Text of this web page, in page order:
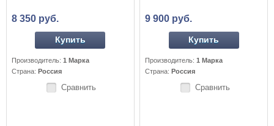
8 350 руб.
Купить
Производитель:1 Марка
Страна: Россия
Сравнить
9 900 руб.
Купить
Производитель:1 Марка
Страна: Россия
Сравнить